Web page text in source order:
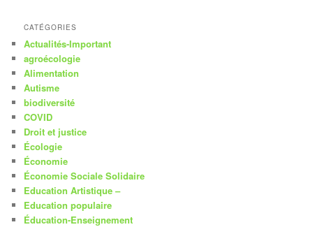
CATÉGORIES
Actualités-Important
agroécologie
Alimentation
Autisme
biodiversité
COVID
Droit et justice
Écologie
Économie
Économie Sociale Solidaire
Education Artistique –
Education populaire
Éducation-Enseignement